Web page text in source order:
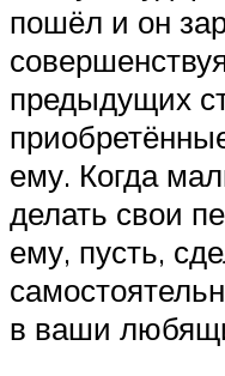
пошёл и он
предыдущих
ему. Когда
делать свои
ему, пусть,
в ваши